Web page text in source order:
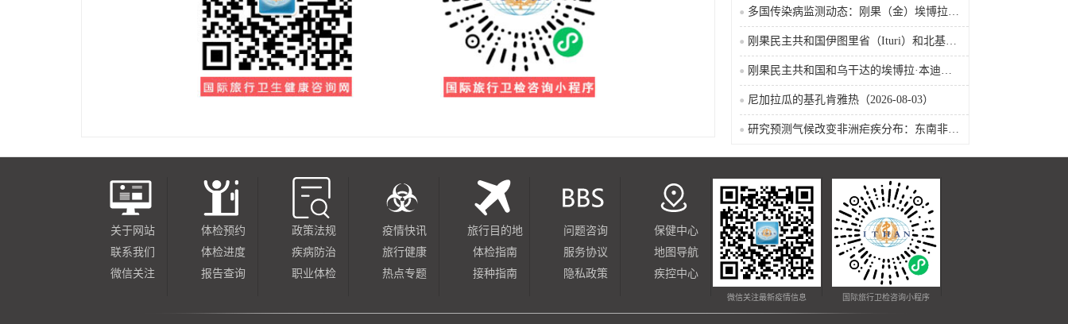
尼加拉瓜的基孔肯雅热（2026-08-03）
关于网站
联系我们
微信关注
体检预约
体检进度
报告查询
政策法规
疾病防治
职业体检
疫情快讯
旅行健康
热点专题
旅行目的地
体检指南
接种指南
问题咨询
服务协议
隐私政策
保健中心
地图导航
疾控中心
微信关注最新疫情信息 国际旅行卫检咨询小程序